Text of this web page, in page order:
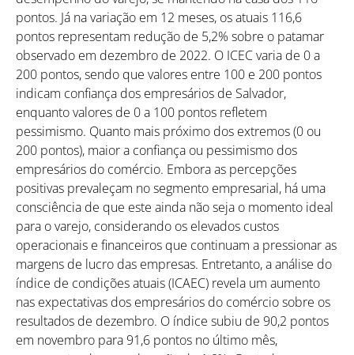
pontos. Já na variação em 12 meses, os atuais 116,6
pontos representam redução de 5,2% sobre o patamar
observado em dezembro de 2022. O ICEC varia de 0 a
200 pontos, sendo que valores entre 100 e 200 pontos
indicam confiança dos empresários de Salvador,
enquanto valores de 0 a 100 pontos refletem
pessimismo. Quanto mais próximo dos extremos (0 ou
200 pontos), maior a confiança ou pessimismo dos
empresários do comércio. Embora as percepções
positivas prevaleçam no segmento empresarial, há uma
consciência de que este ainda não seja o momento ideal
para o varejo, considerando os elevados custos
operacionais e financeiros que continuam a pressionar as
margens de lucro das empresas. Entretanto, a análise do
índice de condições atuais (ICAEC) revela um aumento
nas expectativas dos empresários do comércio sobre os
resultados de dezembro. O índice subiu de 90,2 pontos
em novembro para 91,6 pontos no último mês,